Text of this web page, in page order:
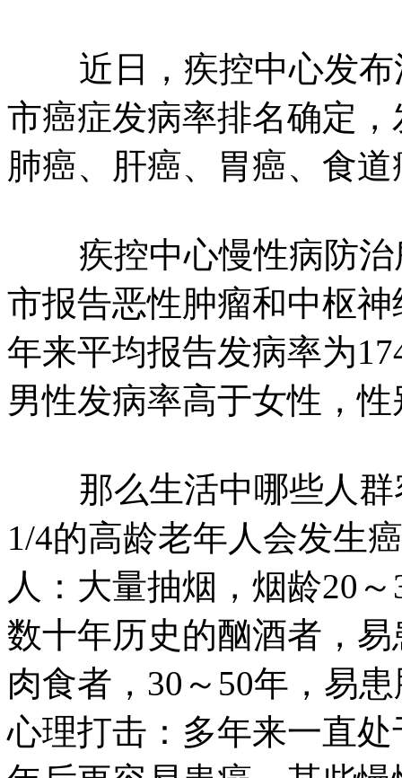
近日，疾控中心发布
市癌症发病率排名确定
肺癌、肝癌、胃癌、食
疾控中心慢性病防治
市报告恶性肿瘤和中枢
年来平均报告发病率为
男性发病率高于女性，性
那么生活中哪些人群
1/4的高龄老年人会发生
人：大量抽烟，烟龄20
数十年历史的酗酒者，
肉食者，30～50年，易
心理打击：多年来一直